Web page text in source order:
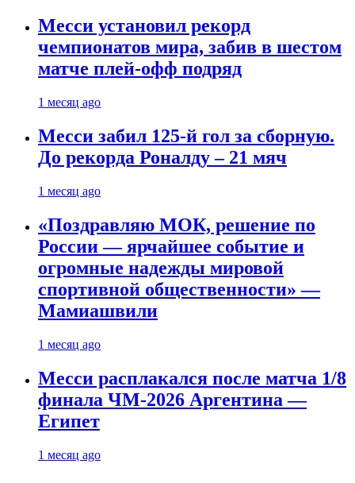
Месси установил рекорд
чемпионатов мира, забив в шестом
матче плей‑офф подряд
1 месяц ago
Месси забил 125-й гол за сборную.
До рекорда Роналду – 21 мяч
1 месяц ago
«Поздравляю МОК, решение по
России — ярчайшее событие и
огромные надежды мировой
спортивной общественности» —
Мамиашвили
1 месяц ago
Месси расплакался после матча 1/8
финала ЧМ-2026 Аргентина —
Египет
1 месяц ago